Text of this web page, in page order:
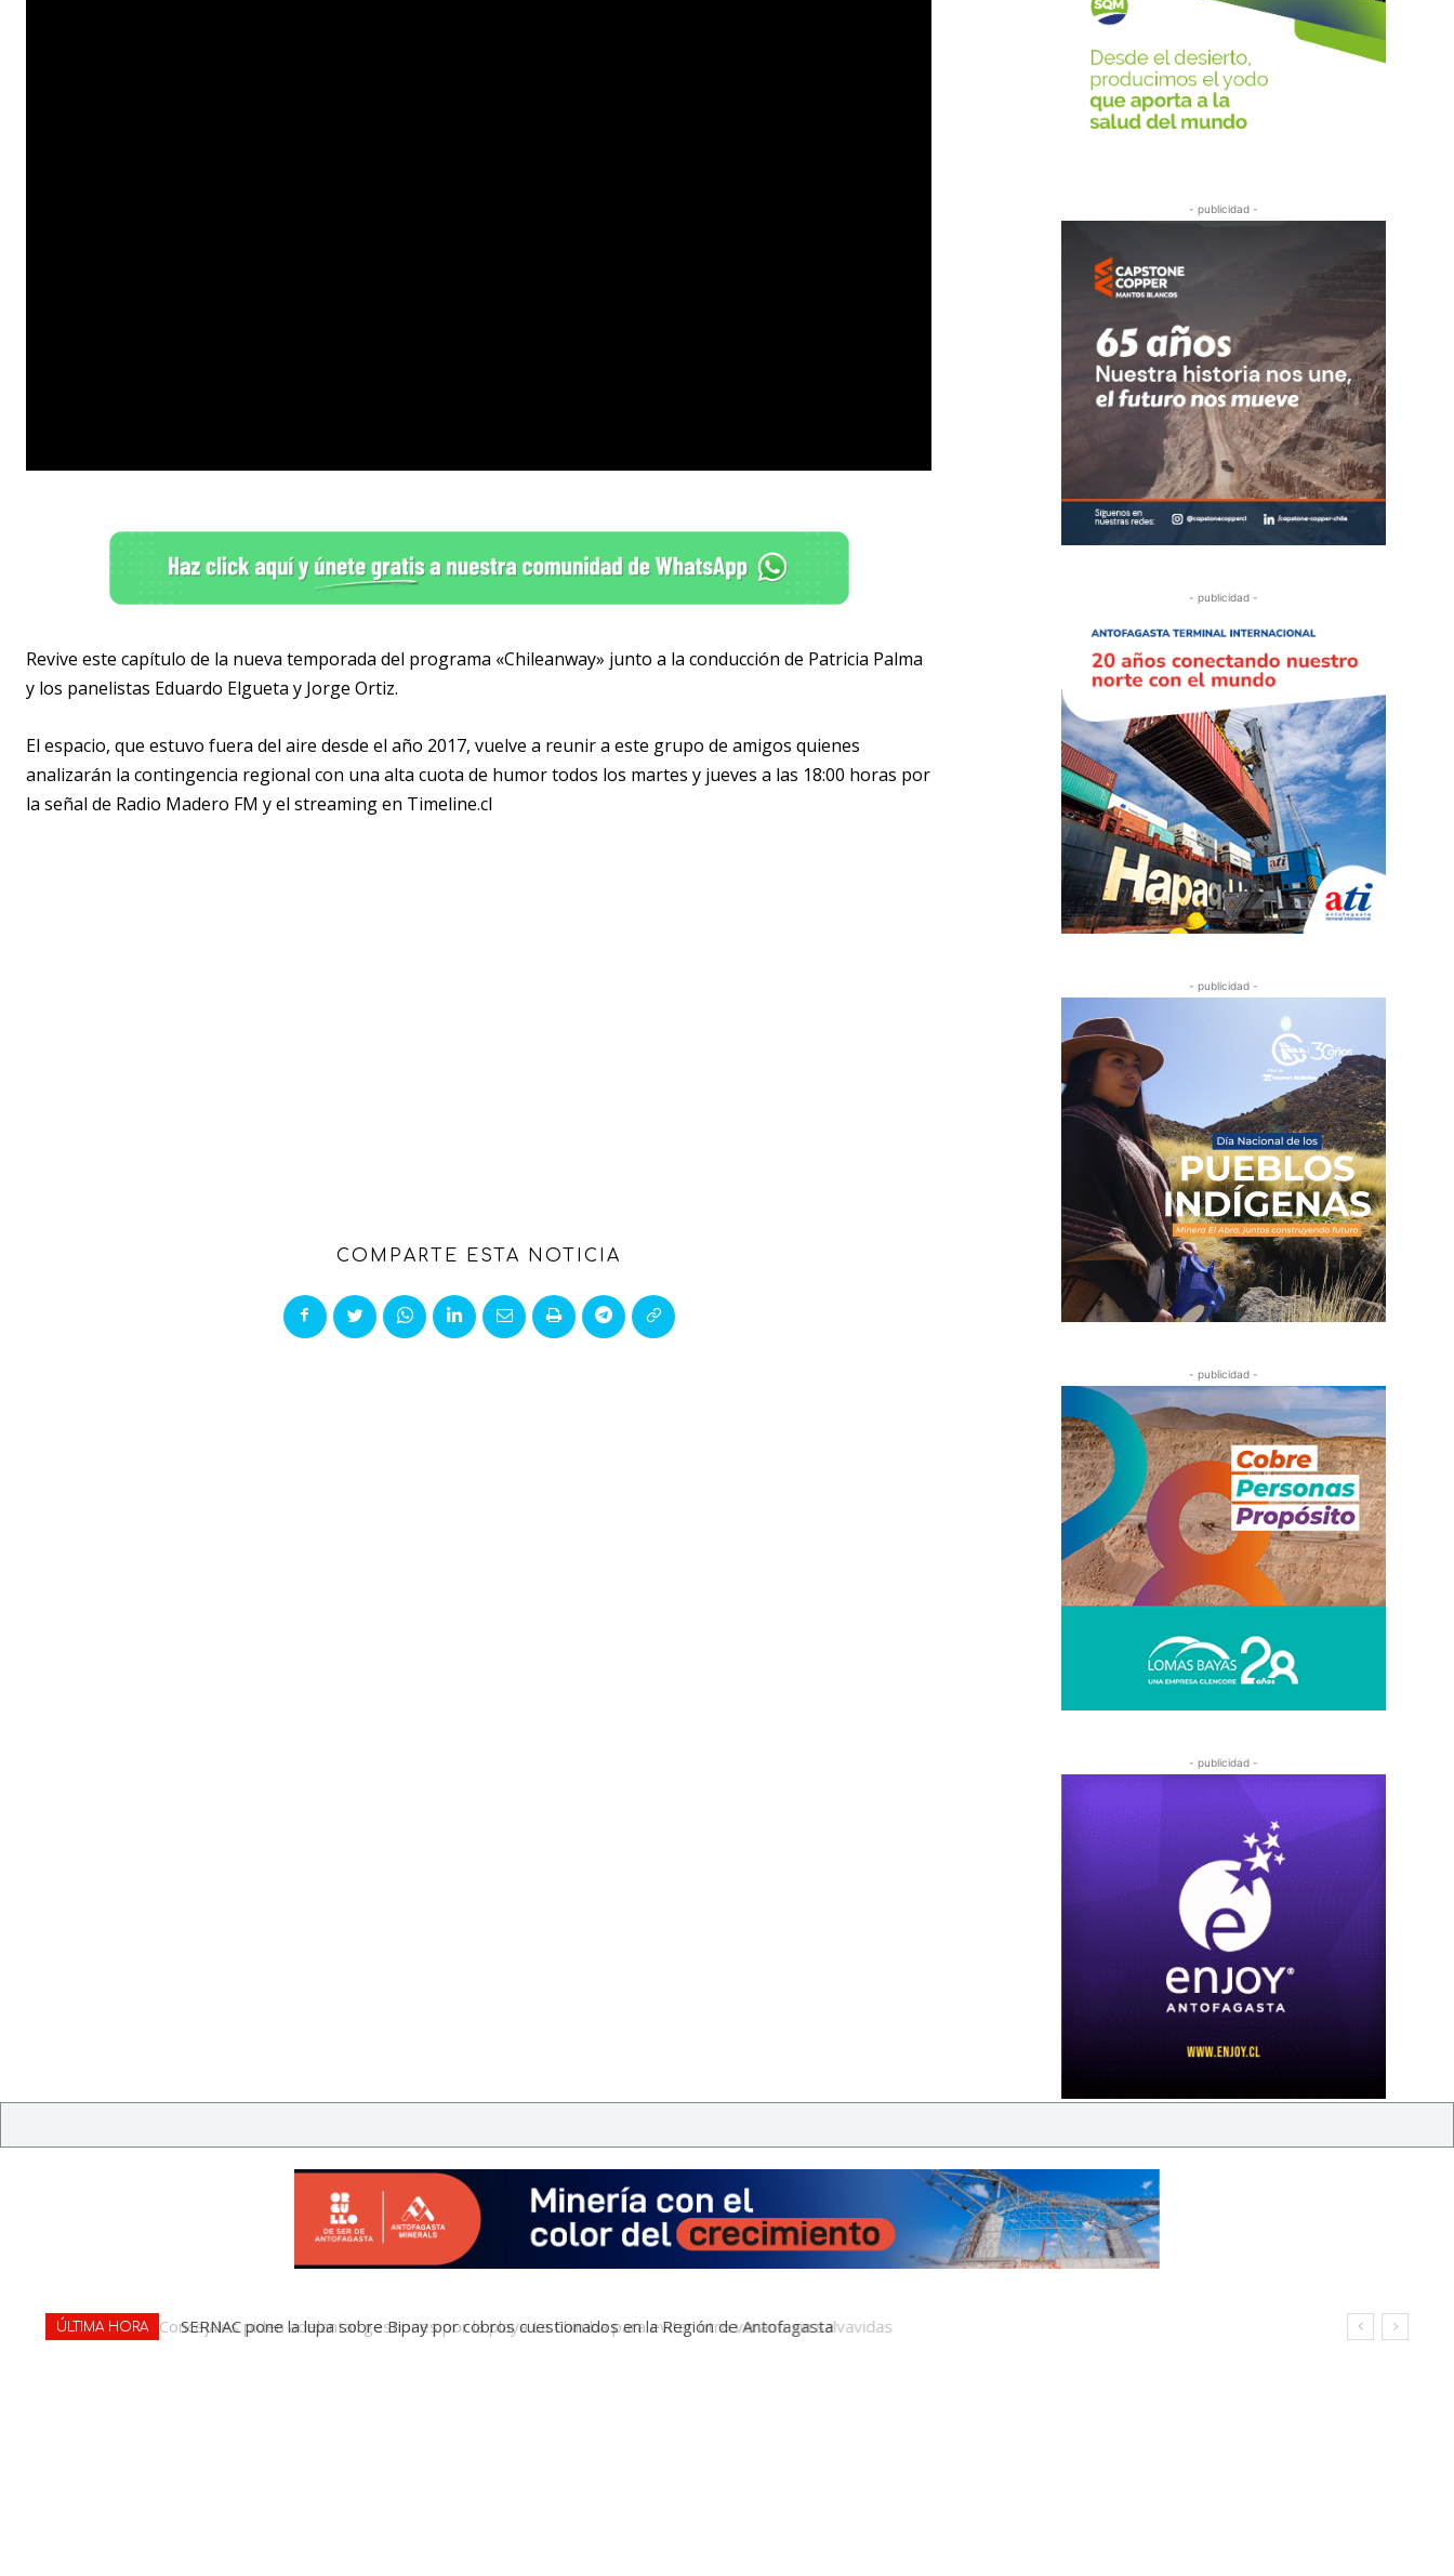
Revive este capítulo de la nueva temporada del programa «Chileanway» junto a la conducción de Patricia Palma
y los panelistas Eduardo Elgueta y Jorge Ortiz.
El espacio, que estuvo fuera del aire desde el año 2017, vuelve a reunir a este grupo de amigos quienes
analizarán la contingencia regional con una alta cuota de humor todos los martes y jueves a las 18:00 horas por
la señal de Radio Madero FM y el streaming en Timeline.cl
COMPARTE ESTA NOTICIA
- publicidad -
- publicidad -
- publicidad -
- publicidad -
- publicidad -